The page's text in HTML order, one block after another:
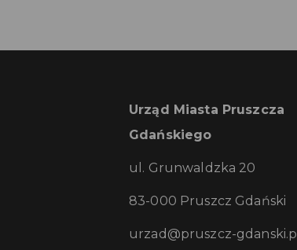
Urząd Miasta Pruszcza
Gdańskiego
ul. Grunwaldzka 20
83-000 Pruszcz Gdański
urzad@pruszcz-gdanski.pl